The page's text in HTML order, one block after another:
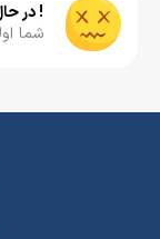
! در
شما